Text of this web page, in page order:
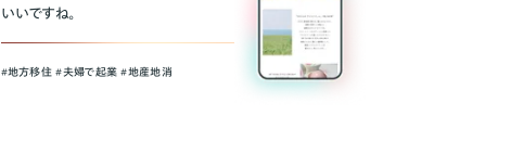
いいですね。
#地方移住 #夫婦で起業 #地産地消